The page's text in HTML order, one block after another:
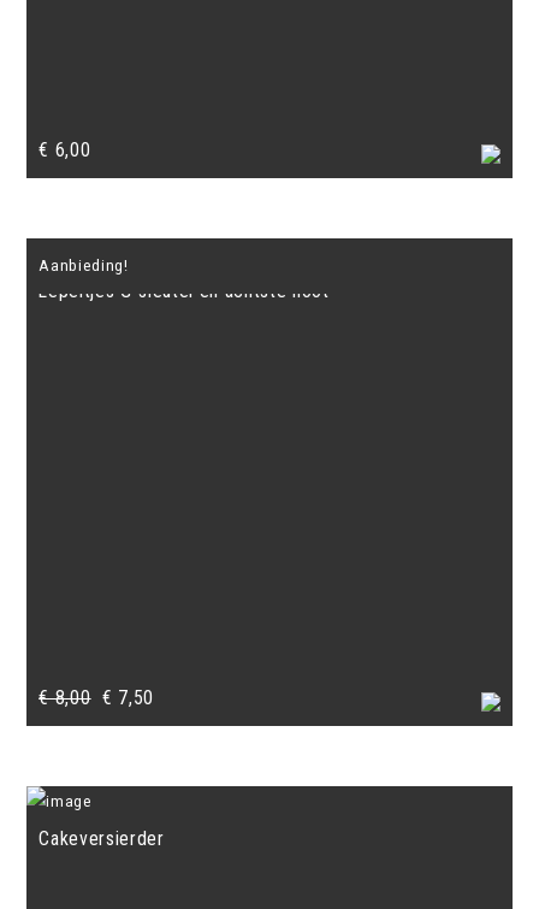
€ 6,00
Aanbieding!
Lepeltjes G-sleutel en achtste noot
€8,00 Oorspronkelijke
prijs
€ 8,00.
€ 7,50
prijs
€ 7,50.
Cakeversierder